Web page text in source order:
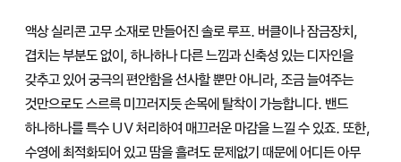
액상 실리콘 고무 소재로 만들어진 솔로 루프. 버클이나 잠금장치,
겹치는 부분도 없이, 하나하나 다른 느낌과 신축성 있는 디자인을
갖추고 있어 궁극의 편안함을 선사할 뿐만 아니라, 조금 늘여주는
것만으로도 스르륵 미끄러지듯 손목에 탈착이 가능합니다. 밴드
하나하나를 특수 UV 처리하여 매끄러운 마감을 느낄 수 있죠. 또한,
수영에 최적화되어 있고 땀을 흘려도 문제없기 때문에 어디든 아무